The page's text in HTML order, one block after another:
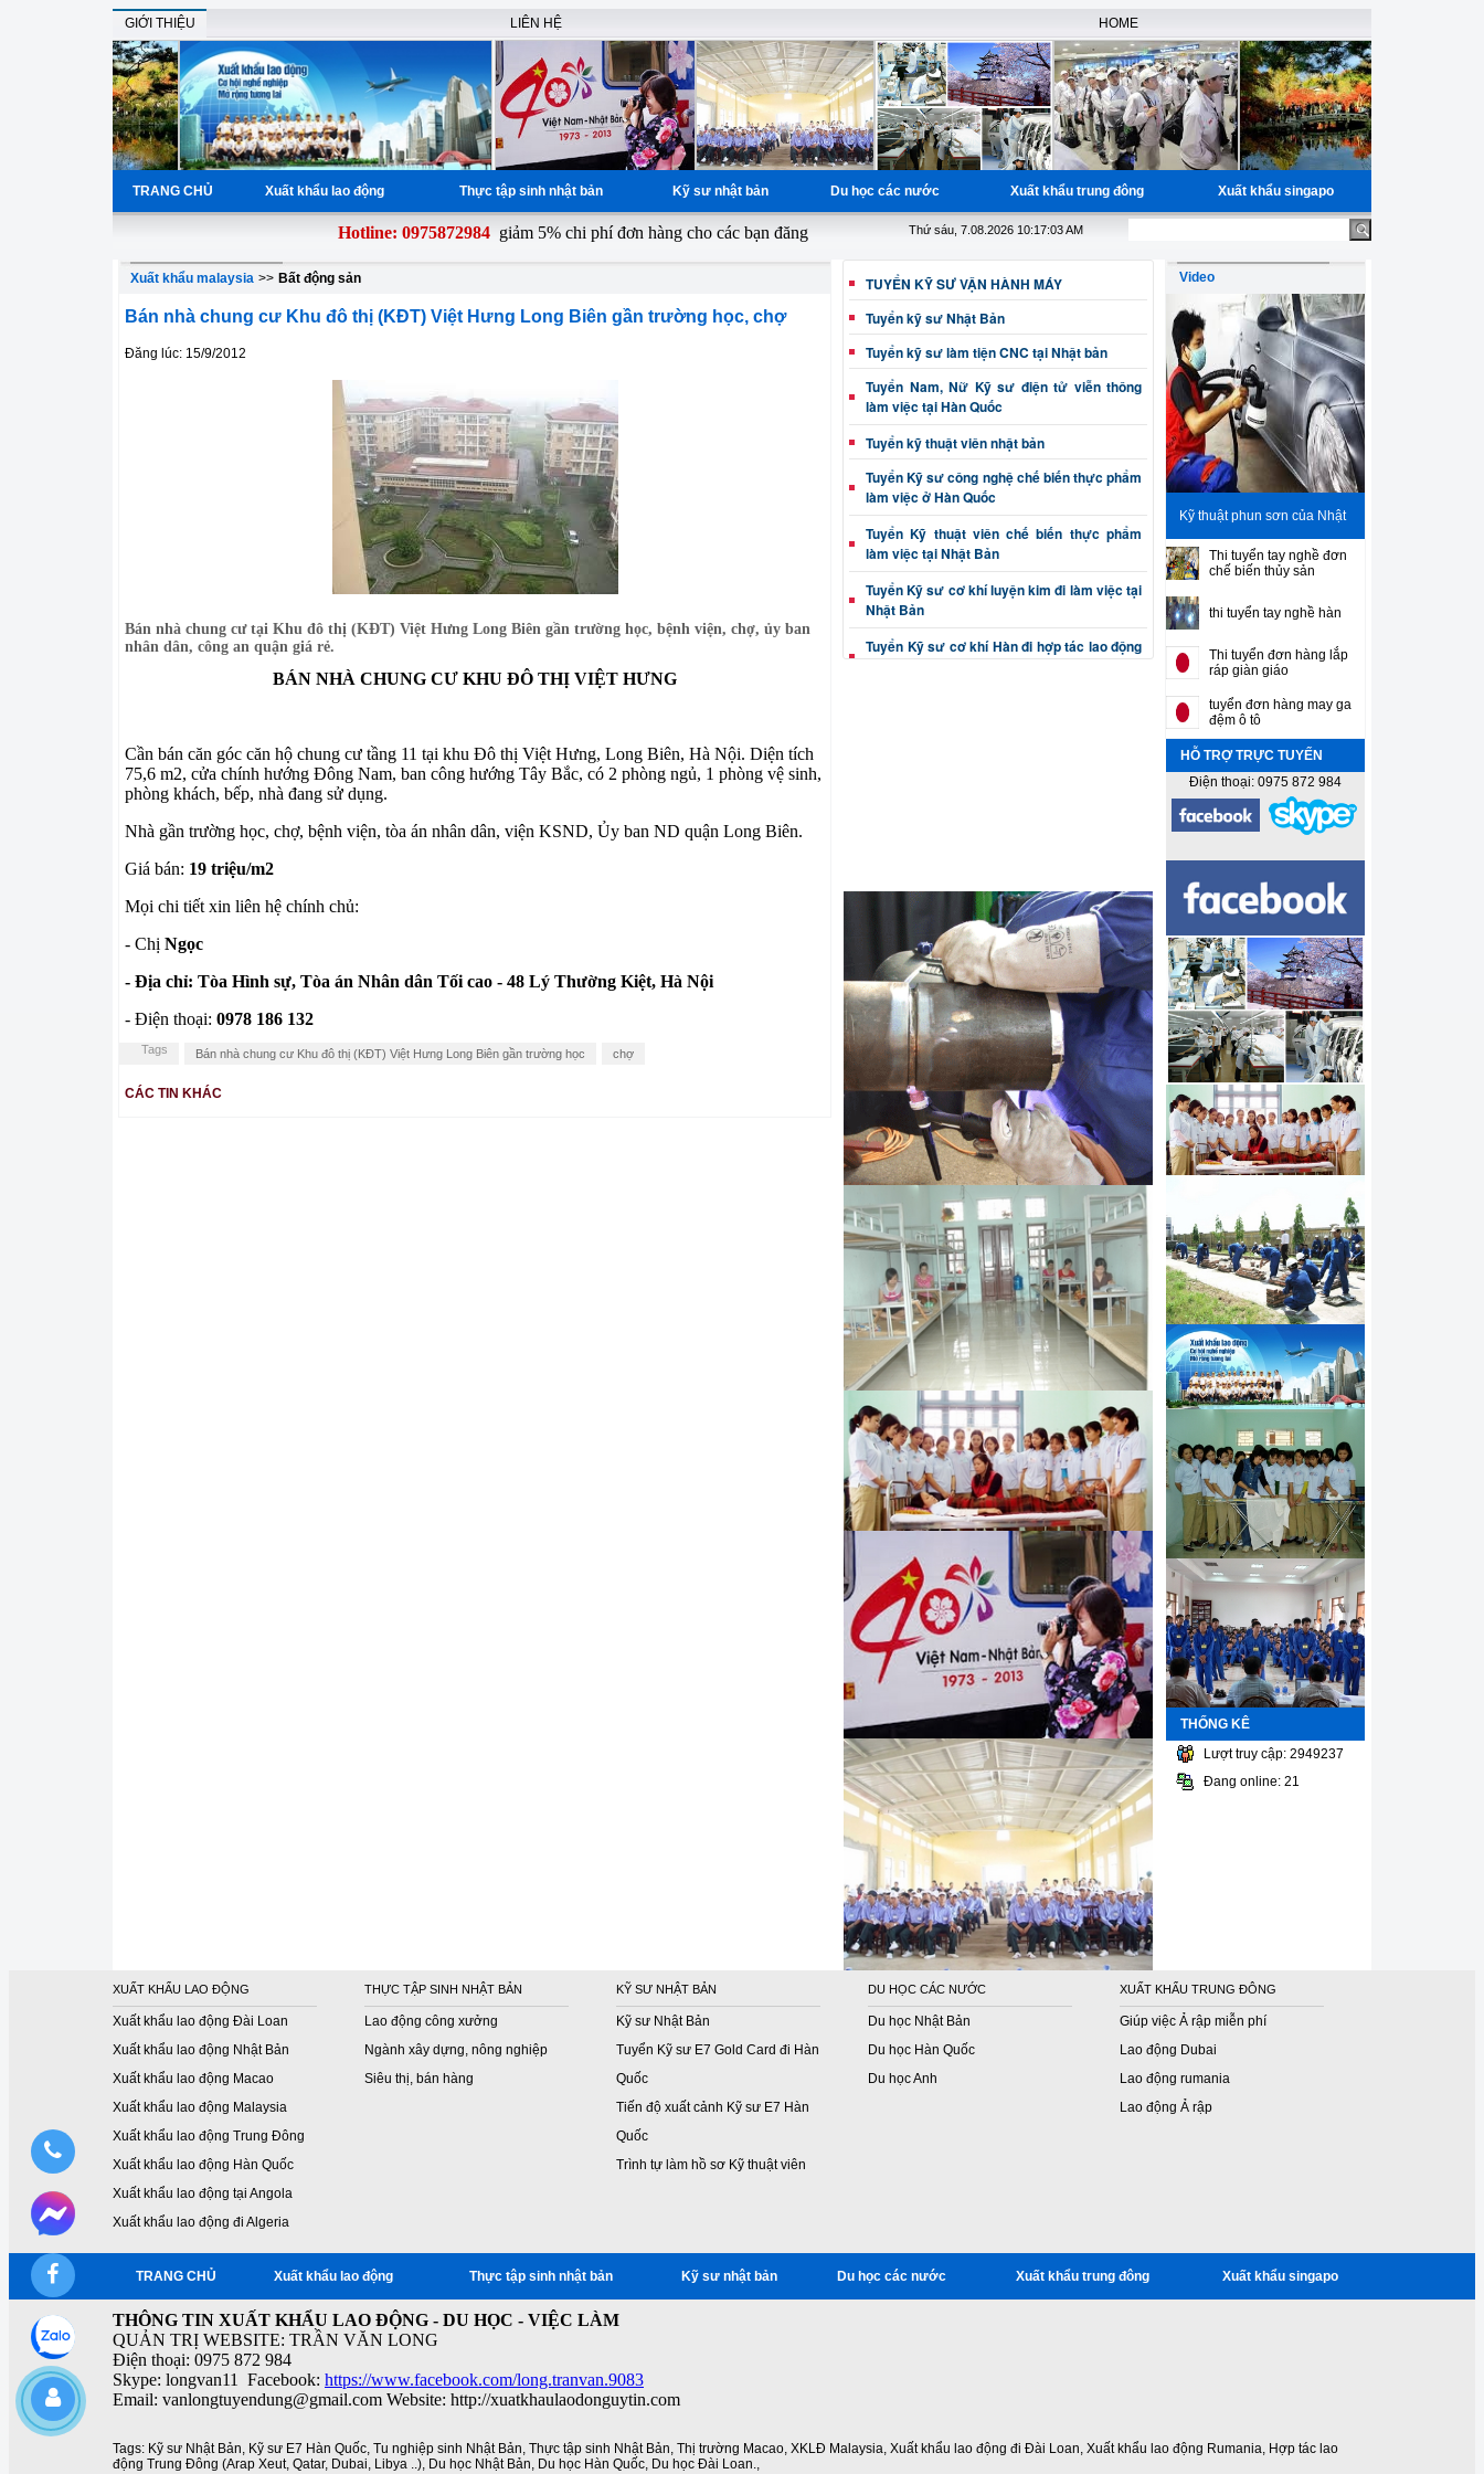
GIỚI THIỆU LIÊN HỆ HOME
TRANG CHỦ Xuất khẩu lao động Thực tập sinh nhật bản Kỹ sư nhật bản Du học các nước Xuất khẩu trung đông Xuất khẩu singapo
Hotline: 0975872984giảm 5% chi phí đơn hàng cho các bạn đăng ký từ ngày 1 - 15 hàng tháng, miễn phí học nguồn cho các bạn đã có đầy đủ giấy tờ, Bao trúng
Thứ sáu, 7.08.2026 10:17:03 AM
Xuất khẩu malaysia >> Bất động sản
Bán nhà chung cư Khu đô thị (KĐT) Việt Hưng Long Biên gần trường học, chợ
Đăng lúc: 15/9/2012
Bán nhà chung cư tại Khu đô thị (KĐT) Việt Hưng Long Biên gần trường học, bệnh viện, chợ, ủy ban
nhân dân, công an quận giá rẻ.
BÁN NHÀ CHUNG CƯ KHU ĐÔ THỊ VIỆT HƯNG
Cần bán căn góc căn hộ chung cư tầng 11 tại khu Đô thị Việt Hưng, Long Biên, Hà Nội. Diện tích
75,6 m2, cửa chính hướng Đông Nam, ban công hướng Tây Bắc, có 2 phòng ngủ, 1 phòng vệ sinh,
phòng khách, bếp, nhà đang sử dụng.
Nhà gần trường học, chợ, bệnh viện, tòa án nhân dân, viện KSND, Ủy ban ND quận Long Biên.
Giá bán: 19 triệu/m2
Mọi chi tiết xin liên hệ chính chủ:
- Chị Ngọc
- Địa chỉ: Tòa Hình sự, Tòa án Nhân dân Tối cao - 48 Lý Thường Kiệt, Hà Nội
- Điện thoại: 0978 186 132
Tags Bán nhà chung cư Khu đô thị (KĐT) Việt Hưng Long Biên gần trường học chợ
CÁC TIN KHÁC
TUYỂN KỸ SƯ VẬN HÀNH MÁY
Tuyển kỹ sư Nhật Bản
Tuyển kỹ sư làm tiện CNC tại Nhật bản
Tuyển Nam, Nữ Kỹ sư điện tử viễn thông
làm việc tại Hàn Quốc
Tuyển kỹ thuật viên nhật bản
Tuyển Kỹ sư công nghệ chế biến thực phẩm
làm việc ở Hàn Quốc
Tuyển Kỹ thuật viên chế biến thực phẩm
làm việc tại Nhật Bản
Tuyển Kỹ sư cơ khí luyện kim đi làm việc tại
Nhật Bản
Tuyển Kỹ sư cơ khí Hàn đi hợp tác lao động
xác đi Nhật Bản
Tuyển Kỹ thuật viên thiết kế máy và khuôn
đúc đi Nhật Bản
Tuyển Kỹ sư cơ khí Sơn gò hàn tân trang ô
tô đi Nhật Bản
Tuyển Kỹ sư cơ khí điều khiển máy Hàn tự
động đi Nhật Bản
Kỹ thuật viên cơ khí công nghệ sửa chữa ô
tô đi Nhật Bản
Tuyển Thợ phun sơn đi làm kỹ thuật viên tại
Hàn Quốc
Tuyển Chuyên gia nghề Mạ đi Hàn Quốc
diện E7 Gold Card
Tuyển Kỹ sư cơ khí công nghệ Hàn đi làm
việc tại nước ngoài
Video
Kỹ thuật phun sơn của Nhật
Thi tuyển tay nghề đơn
chế biến thủy sản
thi tuyển tay nghề hàn
Thi tuyển đơn hàng lắp
ráp giàn giáo
tuyển đơn hàng may ga
đệm ô tô
HỖ TRỢ TRỰC TUYẾN
Điện thoại: 0975 872 984
THỐNG KÊ
Lượt truy cập: 2949237
Đang online: 21
XUẤT KHẨU LAO ĐỘNG
Xuất khẩu lao động Đài Loan
Xuất khẩu lao động Nhật Bản
Xuất khẩu lao động Macao
Xuất khẩu lao động Malaysia
Xuất khẩu lao động Trung Đông
Xuất khẩu lao động Hàn Quốc
Xuất khẩu lao động tại Angola
Xuất khẩu lao động đi Algeria
THỰC TẬP SINH NHẬT BẢN
Lao động công xưởng
Ngành xây dựng, nông nghiệp
Siêu thị, bán hàng
KỸ SƯ NHẬT BẢN
Kỹ sư Nhật Bản
Tuyển Kỹ sư E7 Gold Card đi Hàn
Quốc
Tiến độ xuất cảnh Kỹ sư E7 Hàn
Quốc
Trình tự làm hồ sơ Kỹ thuật viên
DU HỌC CÁC NƯỚC
Du học Nhật Bản
Du học Hàn Quốc
Du học Anh
XUẤT KHẨU TRUNG ĐÔNG
Giúp việc Ả rập miễn phí
Lao động Dubai
Lao động rumania
Lao động Ả rập
TRANG CHỦ Xuất khẩu lao động Thực tập sinh nhật bản Kỹ sư nhật bản Du học các nước Xuất khẩu trung đông Xuất khẩu singapo
THÔNG TIN XUẤT KHẨU LAO ĐỘNG - DU HỌC - VIỆC LÀM
QUẢN TRỊ WEBSITE: TRẦN VĂN LONG
Điện thoại: 0975 872 984
Skype: longvan11 Facebook: https://www.facebook.com/long.tranvan.9083
Email: vanlongtuyendung@gmail.com Website: http://xuatkhaulaodonguytin.com
Tags: Kỹ sư Nhật Bản, Kỹ sư E7 Hàn Quốc, Tu nghiệp sinh Nhật Bản, Thực tập sinh Nhật Bản, Thị trường Macao, XKLĐ Malaysia, Xuất khẩu lao động đi Đài Loan, Xuất khẩu lao động Rumania, Hợp tác lao
động Trung Đông (Arap Xeut, Qatar, Dubai, Libya ..), Du học Nhật Bản, Du học Hàn Quốc, Du học Đài Loan.,